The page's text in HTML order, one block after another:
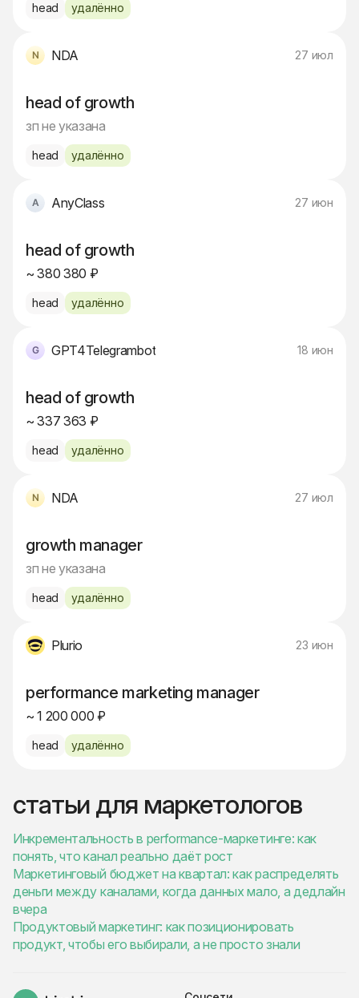
head удалённо
NDA 27 июл
head of growth
зп не указана
head удалённо
AnyClass 27 июн
head of growth
~ 380 380 ₽
head удалённо
GPT4Telegrambot 18 июн
head of growth
~ 337 363 ₽
head удалённо
NDA 27 июл
growth manager
зп не указана
head удалённо
Plurio 23 июн
performance marketing manager
~ 1 200 000 ₽
head удалённо
статьи для маркетологов
Инкрементальность в performance-маркетинге: как
понять, что канал реально даёт рост
Маркетинговый бюджет на квартал: как распределять
деньги между каналами, когда данных мало, а дедлайн
вчера
Продуктовый маркетинг: как позиционировать
продукт, чтобы его выбирали, а не просто знали